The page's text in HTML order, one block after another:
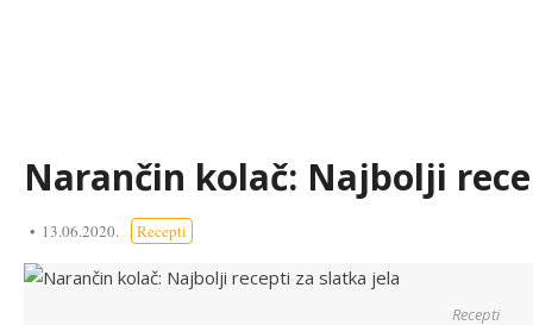
Narančin kolač: Najbolji
13.06.2020. Recepti
Recepti